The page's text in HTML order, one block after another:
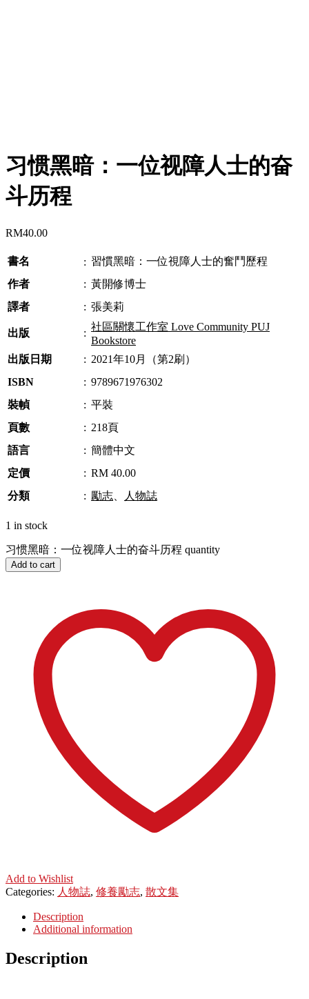
习惯黑暗：一位视障人士的奋
斗历程
RM40.00
書名 : 習慣黑暗：一位視障人士的奮鬥歷程
作者
: 黃開修博士
譯者
: 張美莉
出版 :
社區關懷工作室 Love Community PUJ
Bookstore
出版日期
: 2021年10月（第2刷）
ISBN
: 9789671976302
裝幀
: 平裝
頁數
: 218頁
語言
: 簡體中文
定價
: RM 40.00
分類
: 勵志 人物誌
1 in stock
习惯黑暗：一位视障人士的奋斗历程 quantity
Add to cart
Add to Wishlist
Categories: 人物誌, 修養勵志, 散文集
Description
Additional information
Description